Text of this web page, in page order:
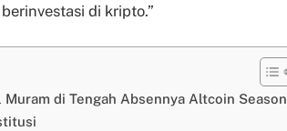
di kripto.”
di Tengah Absennya Altcoin Season